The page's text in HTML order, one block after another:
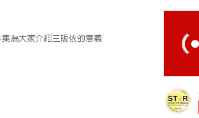
為大家介紹三皈依的意義